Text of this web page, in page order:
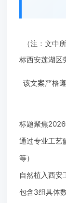
（注：文中
标西安莲湖区
该文案严格
标题聚焦
通过专业工艺
等）
自然植入西安
包含3组具体